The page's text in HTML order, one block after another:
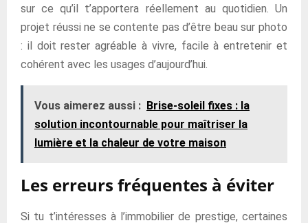
sur ce qu’il t’apportera réellement au quotidien. Un
projet réussi ne se contente pas d’être beau sur photo
: il doit rester agréable à vivre, facile à entretenir et
cohérent avec les usages d’aujourd’hui.
Vous aimerez aussi : Brise-soleil fixes : la
solution incontournable pour maîtriser la
lumière et la chaleur de votre maison
Les erreurs fréquentes à éviter
Si tu t’intéresses à l’immobilier de prestige, certaines